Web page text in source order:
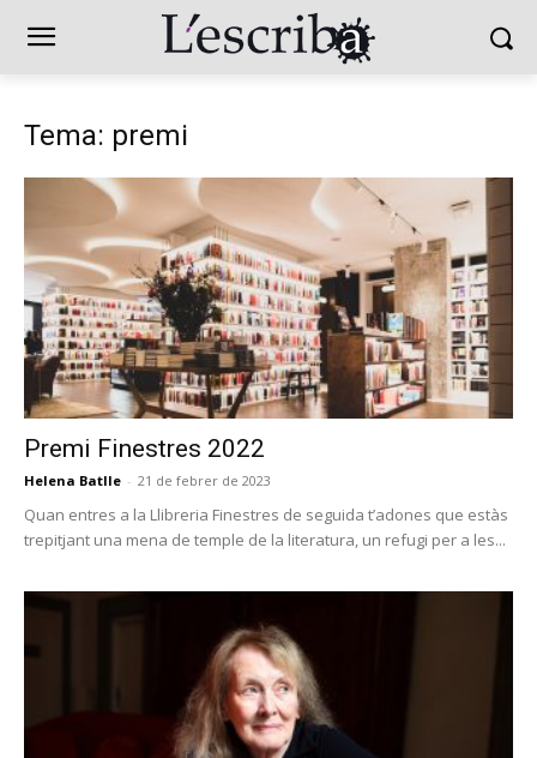
Tema: premi
Premi Finestres 2022
Helena Batlle - 21 de febrer de 2023
Quan entres a la Llibreria Finestres de seguida t’adones que estàs
trepitjant una mena de temple de la literatura, un refugi per a les...